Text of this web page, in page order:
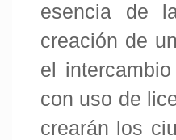
esencia de
creación de
el
con uso de
crearán los